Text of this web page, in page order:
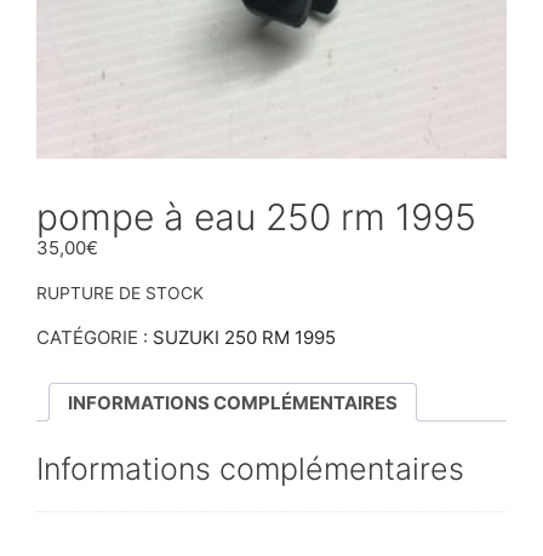
pompe à eau 250 rm 1995
35,00€
RUPTURE DE STOCK
CATÉGORIE : SUZUKI 250 RM 1995
INFORMATIONS COMPLÉMENTAIRES
Informations complémentaires